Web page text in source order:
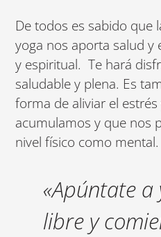
De todos es sabido que
yoga nos aporta salud y
y espiritual. Te hará
saludable y plena. Es
forma de aliviar el
acumulamos y que nos
nivel físico como mental.
«Apúntate
libre y